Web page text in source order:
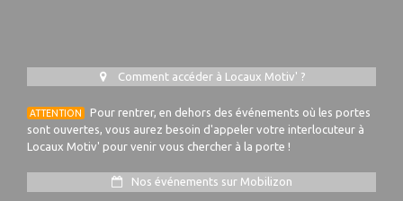
Comment accéder à Locaux Motiv' ?
ATTENTION
Pour rentrer, en dehors des événements où les portes
sont ouvertes, vous aurez besoin d'appeler votre interlocuteur à
Locaux Motiv' pour venir vous chercher à la porte !
Nos événements sur Mobilizon